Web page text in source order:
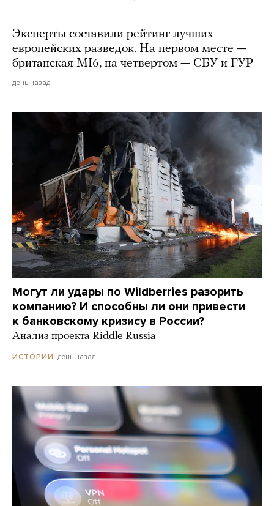
Эксперты составили рейтинг лучших
европейских разведок. На первом месте —
британская MI6, на четвертом — СБУ и ГУР
день назад
Могут ли удары по Wildberries разорить
компанию? И способны ли они привести
к банковскому кризису в России?
Анализ проекта Riddle Russia
ИСТОРИИ день назад